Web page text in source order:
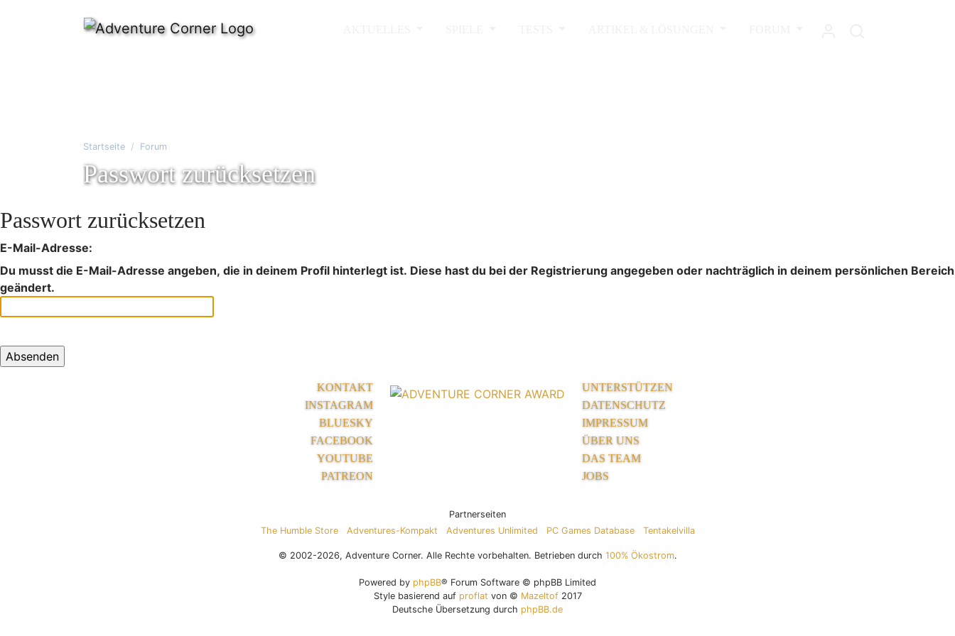
Startseite Forum
Passwort zurücksetzen
Passwort zurücksetzen
E-Mail-Adresse:
Du musst die E-Mail-Adresse angeben, die in deinem Profil hinterlegt ist. Diese hast du bei der Registrierung angegeben oder nachträglich in deinem persönlichen Bereich
geändert.
KONTAKT
INSTAGRAM
BLUESKY
FACEBOOK
YOUTUBE
PATREON
UNTERSTÜTZEN
DATENSCHUTZ
IMPRESSUM
ÜBER UNS
DAS TEAM
JOBS
Partnerseiten
The Humble Store
Adventures-Kompakt Adventures Unlimited PC Games Database Tentakelvilla
© 2002-2026, Adventure Corner. Alle Rechte vorbehalten. Betrieben durch 100% Ökostrom.
Powered by phpBB® Forum Software © phpBB Limited
Style basierend auf proflat von © Mazeltof2017
Deutsche Übersetzung durch phpBB.de